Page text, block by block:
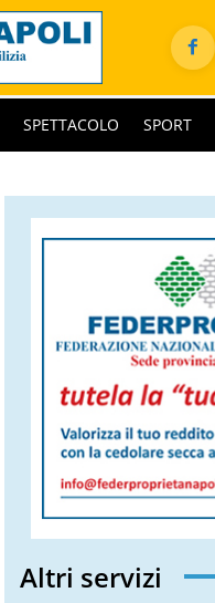
SPETTACOLO SPORT
Altri servizi